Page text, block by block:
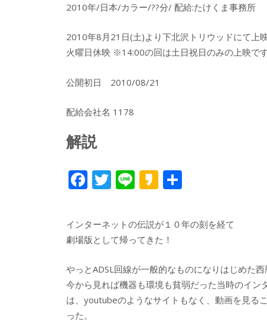
2010年/日本/カラー/??分/ 配給:たけくま事務所
2010年8月21日(土)より下北沢トリウッドにて
火曜日休映 ※14:00の回は土日祝日のみの上映です
公開初日 2010/08/21
配給会社名 1178
解説
F
e
b
o
k
T
itt
er
Li
e
K
k
a
インターネットの伝説が１０年の刻を経て
劇場版として帰ってきた！
やっとADSL回線が一般的なものになりはじめた西
今から見れば機器も環境も貧弱だった当時のイン
は、youtubeのようなサイトもなく、動画を見る
った。